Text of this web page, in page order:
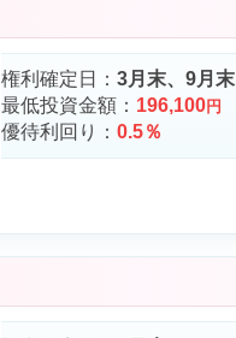
権利確定日： 3月末、9月末
最低投資金額： 196,100円
優待利回り： 0.5％